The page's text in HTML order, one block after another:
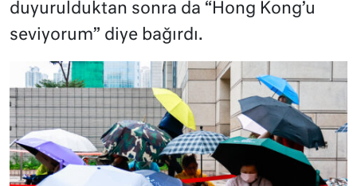
duyurulduktan sonra da “Hong Kong’u
seviyorum” diye bağırdı.